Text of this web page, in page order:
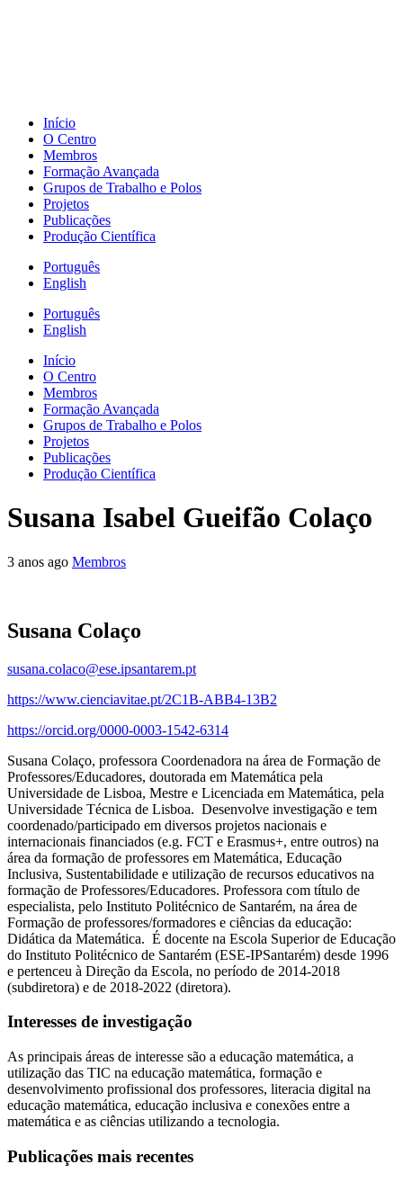
Início
O Centro
Membros
Formação Avançada
Grupos de Trabalho e Polos
Projetos
Publicações
Produção Científica
Português
English
Português
English
Início
O Centro
Membros
Formação Avançada
Grupos de Trabalho e Polos
Projetos
Publicações
Produção Científica
Susana Isabel Gueifão Colaço
3 anos ago Membros
Susana Colaço
susana.colaco@ese.ipsantarem.pt
https://www.cienciavitae.pt/2C1B-ABB4-13B2
https://orcid.org/0000-0003-1542-6314
Susana Colaço, professora Coordenadora na área de Formação de
Professores/Educadores, doutorada em Matemática pela
Universidade de Lisboa, Mestre e Licenciada em Matemática, pela
Universidade Técnica de Lisboa. Desenvolve investigação e tem
coordenado/participado em diversos projetos nacionais e
internacionais financiados (e.g. FCT e Erasmus+, entre outros) na
área da formação de professores em Matemática, Educação
Inclusiva, Sustentabilidade e utilização de recursos educativos na
formação de Professores/Educadores. Professora com título de
especialista, pelo Instituto Politécnico de Santarém, na área de
Formação de professores/formadores e ciências da educação:
Didática da Matemática. É docente na Escola Superior de Educação
do Instituto Politécnico de Santarém (ESE-IPSantarém) desde 1996
e pertenceu à Direção da Escola, no período de 2014-2018
(subdiretora) e de 2018-2022 (diretora).
Interesses de investigação
As principais áreas de interesse são a educação matemática, a
utilização das TIC na educação matemática, formação e
desenvolvimento profissional dos professores, literacia digital na
educação matemática, educação inclusiva e conexões entre a
matemática e as ciências utilizando a tecnologia.
Publicações mais recentes